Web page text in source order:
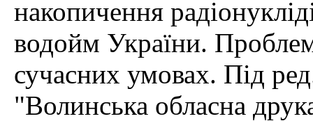
накопичення
водойм України.
сучасних умовах. Під
"Волинська обласна